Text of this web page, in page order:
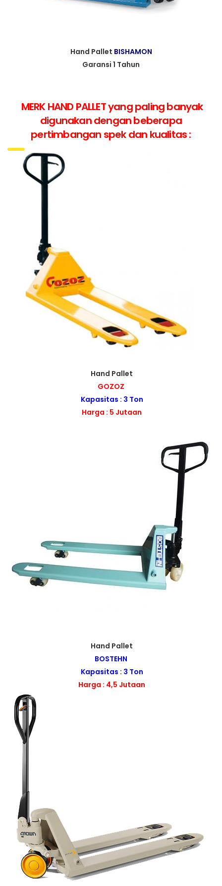
Hand Pallet BISHAMON
Garansi 1 Tahun
MERK HAND PALLET yang paling banyak
digunakan dengan beberapa
pertimbangan spek dan kualitas :
Hand Pallet
GOZOZ
Kapasitas : 3 Ton
Harga : 5 Jutaan
Hand Pallet
BOSTEHN
Kapasitas : 3 Ton
Harga : 4,5 Jutaan